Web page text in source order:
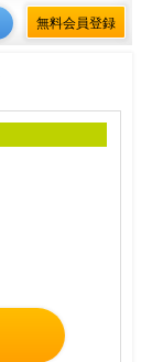
無料会員登録